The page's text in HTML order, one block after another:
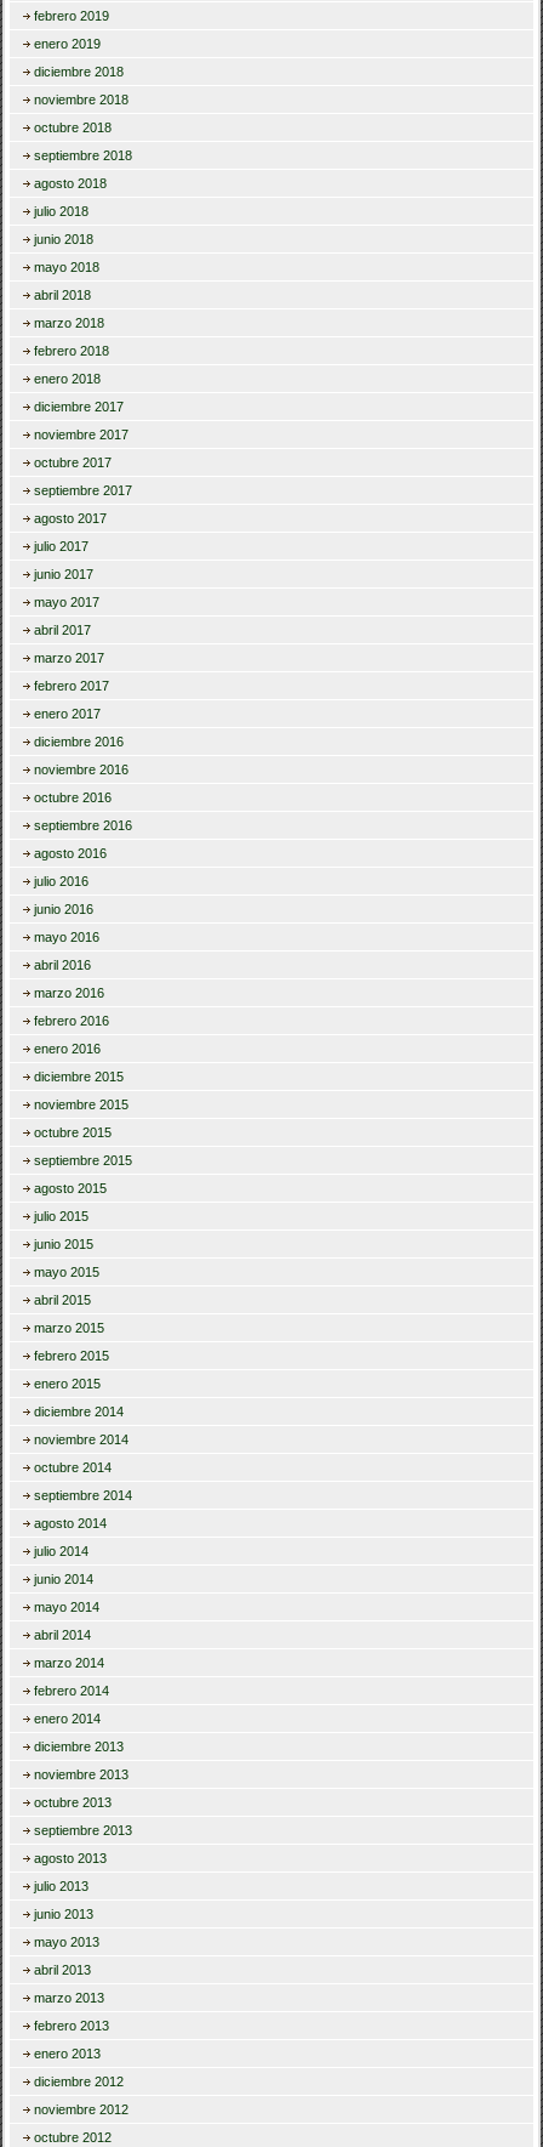
febrero 2019
enero 2019
diciembre 2018
noviembre 2018
octubre 2018
septiembre 2018
agosto 2018
julio 2018
junio 2018
mayo 2018
abril 2018
marzo 2018
febrero 2018
enero 2018
diciembre 2017
noviembre 2017
octubre 2017
septiembre 2017
agosto 2017
julio 2017
junio 2017
mayo 2017
abril 2017
marzo 2017
febrero 2017
enero 2017
diciembre 2016
noviembre 2016
octubre 2016
septiembre 2016
agosto 2016
julio 2016
junio 2016
mayo 2016
abril 2016
marzo 2016
febrero 2016
enero 2016
diciembre 2015
noviembre 2015
octubre 2015
septiembre 2015
agosto 2015
julio 2015
junio 2015
mayo 2015
abril 2015
marzo 2015
febrero 2015
enero 2015
diciembre 2014
noviembre 2014
octubre 2014
septiembre 2014
agosto 2014
julio 2014
junio 2014
mayo 2014
abril 2014
marzo 2014
febrero 2014
enero 2014
diciembre 2013
noviembre 2013
octubre 2013
septiembre 2013
agosto 2013
julio 2013
junio 2013
mayo 2013
abril 2013
marzo 2013
febrero 2013
enero 2013
diciembre 2012
noviembre 2012
octubre 2012